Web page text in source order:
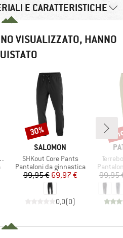
E CARATTERISTICHE
VISUALIZZATO, HANNO
MARCHIO
SALOMON
Articolo
SHKout Core Pants
Gruppo di prodotti
Pantaloni da ginnastica
Prezzo
99,95 €Prezzo ridotto
69,97 €
0,0(0)
Sconto
30%
Articolo
Gruppo
99,95